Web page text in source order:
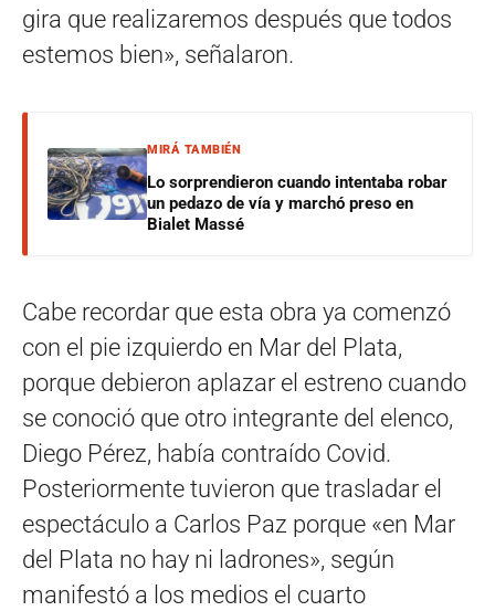
gira que realizaremos después que todos
estemos bien», señalaron.
MIRÁ TAMBIÉN
Lo sorprendieron cuando intentaba robar
un pedazo de vía y marchó preso en
Bialet Massé
Cabe recordar que esta obra ya comenzó
con el pie izquierdo en Mar del Plata,
porque debieron aplazar el estreno cuando
se conoció que otro integrante del elenco,
Diego Pérez, había contraído Covid.
Posteriormente tuvieron que trasladar el
espectáculo a Carlos Paz porque «en Mar
del Plata no hay ni ladrones», según
manifestó a los medios el cuarto